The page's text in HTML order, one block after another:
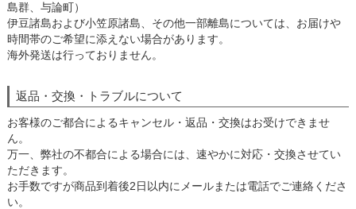
島群、与論町）
伊豆諸島および小笠原諸島、その他一部離島については、お届けや
時間帯のご希望に添えない場合があります。
海外発送は行っておりません。
返品・交換・トラブルについて
お客様のご都合によるキャンセル・返品・交換はお受けできませ
ん。
万一、弊社の不都合による場合には、速やかに対応・交換させてい
ただきます。
お手数ですが商品到着後2日以内にメールまたは電話でご連絡くださ
い。